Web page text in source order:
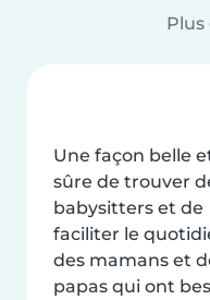
Plus
Une façon belle
sûre de trouver
babysitters et de
faciliter le
des mamans et
papas qui ont